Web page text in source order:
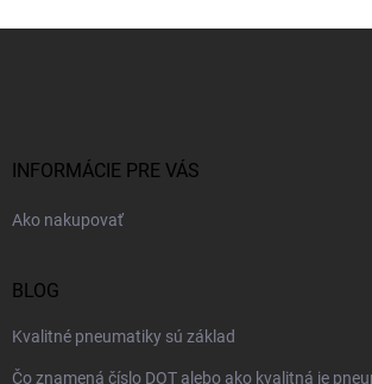
INFORMÁCIE PRE VÁS
Ako nakupovať
BLOG
Kvalitné pneumatiky sú základ
Čo znamená číslo DOT alebo ako kvalitná je